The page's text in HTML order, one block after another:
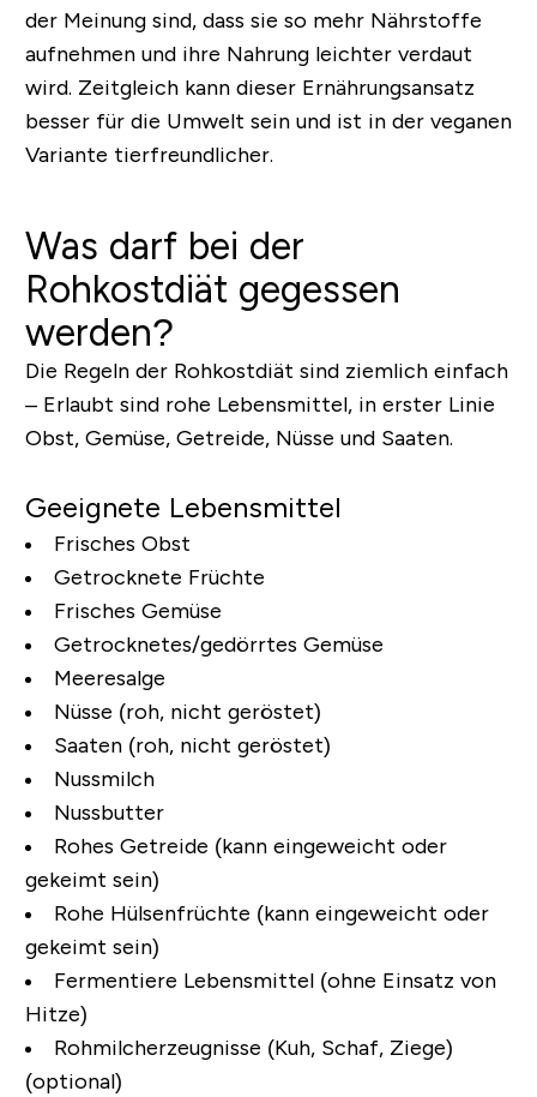
der Meinung sind, dass sie so mehr Nährstoffe
aufnehmen und ihre Nahrung leichter verdaut
wird. Zeitgleich kann dieser Ernährungsansatz
besser für die Umwelt sein und ist in der veganen
Variante tierfreundlicher.
Was darf bei der
Rohkostdiät gegessen
werden?
Die Regeln der Rohkostdiät sind ziemlich einfach
– Erlaubt sind rohe Lebensmittel, in erster Linie
Obst, Gemüse, Getreide, Nüsse und Saaten.
Geeignete Lebensmittel
Frisches Obst
Getrocknete Früchte
Frisches Gemüse
Getrocknetes/gedörrtes Gemüse
Meeresalge
Nüsse (roh, nicht geröstet)
Saaten (roh, nicht geröstet)
Nussmilch
Nussbutter
Rohes Getreide (kann eingeweicht oder
gekeimt sein)
Rohe Hülsenfrüchte (kann eingeweicht oder
gekeimt sein)
Fermentiere Lebensmittel (ohne Einsatz von
Hitze)
Rohmilcherzeugnisse (Kuh, Schaf, Ziege)
(optional)